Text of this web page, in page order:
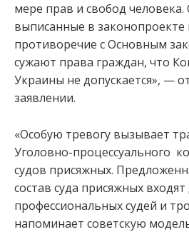
мере прав и свобод
выписанные в законопроекте
противоречие с Основным
сужают права граждан, что
Украины не допускается», —
заявлении.
«Особую тревогу вызывает
Уголовно-процессуального
судов присяжных.
состав суда присяжных
профессиональных судей и
напоминает советскую